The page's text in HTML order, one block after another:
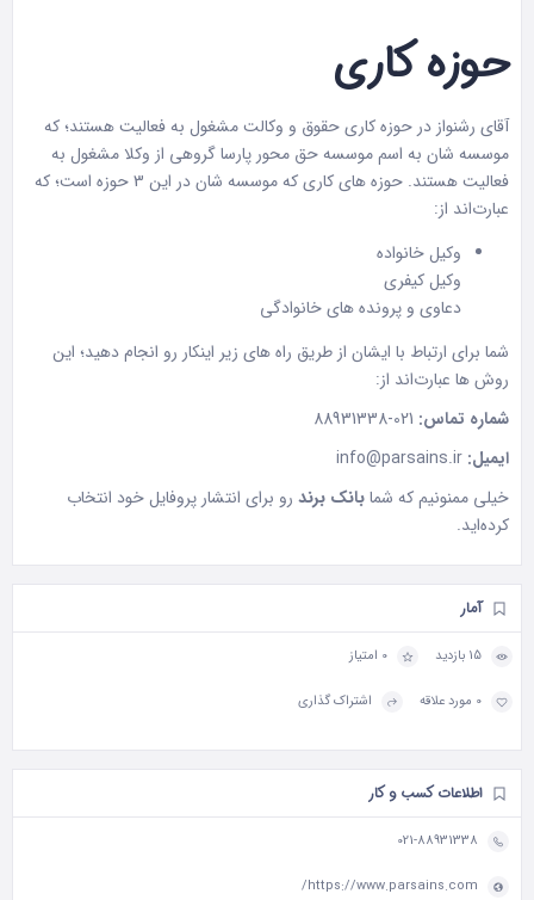
حوزه کاری
آقای رشنواز در حوزه کاری حقوق و وکالت مشغول به فعالیت هستند؛ که
موسسه شان به اسم موسسه حق محور پارسا گروهی از وکلا مشغول به
فعالیت هستند. حوزه های کاری که موسسه شان در این 3 حوزه است؛ که
عبارت‌اند از:
وکیل خانواده
وکیل کیفری
دعاوی و پرونده های خانوادگی
شما برای ارتباط با ایشان از طریق راه های زیر اینکار رو انجام دهید؛ این
روش ها عبارت‌اند از:
شماره تماس:
ایمیل:
خیلی ممنونیم که شمابانک برند رو برای انتشار پروفایل خود انتخاب
کرده‌اید.
آمار
15 بازدید 0 امتیاز
0 مورد علاقه اشتراک گذاری
اطلاعات کسب و کار
021-88931338
https://www.parsains.com/